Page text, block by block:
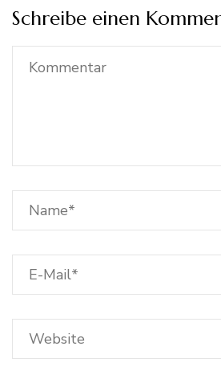
Schreibe einen